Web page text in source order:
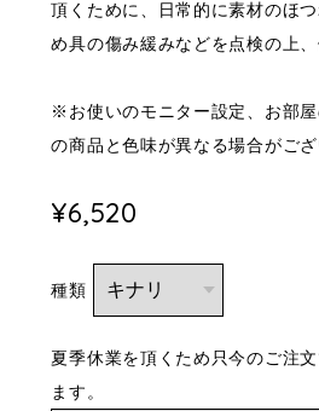
頂くために、日常的に素材のほ
め具の傷み緩みなどを点検の上、
※お使いのモニター設定、お部
の商品と色味が異なる場合がござ
¥6,520
種類
夏季休業を頂くため只今のご注
ます。